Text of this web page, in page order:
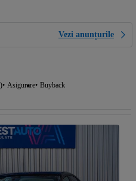
Vezi anunțurile
Asigurare Buyback